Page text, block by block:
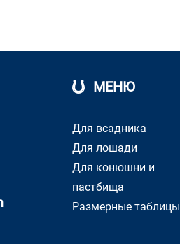
МЕНЮ
Для всадника
Для лошади
Для конюшни и
пастбища
Размерные таблицы